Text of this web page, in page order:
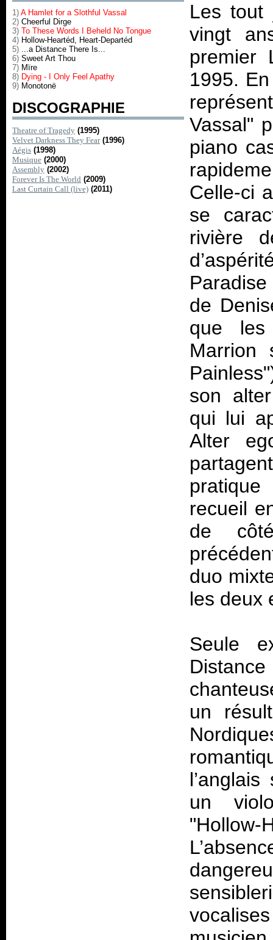
1) A Hamlet for a Slothful Vassal
2) Cheerful Dirge
3) To These Words I Beheld No Tongue
4) Hollow-Heartéd, Heart-Departéd
5) ...a Distance There Is...
6) Sweet Art Thou
7) Mïre
8) Dying - I Only Feel Apathy
9) Monotonë
DISCOGRAPHIE
Theatre of Tragedy (1995)
Velvet Darkness They Fear (1996)
Aégis (1998)
Musique (2000)
Assembly (2002)
Forever Is The World (2009)
Last Curtain Call (live) (2011)
Les tout
vingt
premier
1995.
Vassal"
piano
Celle-ci
se
rivière
de
que les
son
qui lui
Alter
recueil
de
duo
les deux
Seule
un
un